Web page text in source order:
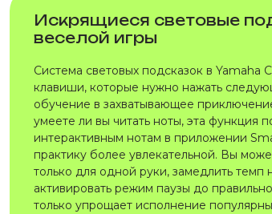
Искрящиеся световые
веселой игры
Система световых подсказок в Yamaha
клавиши, которые нужно нажать
обучение в захватывающее
умеете ли вы читать ноты, эта функция
интерактивным нотам в приложении
практику более увлекательной. Вы
только для одной руки, замедлить темп
активировать режим паузы до
только упрощает исполнение